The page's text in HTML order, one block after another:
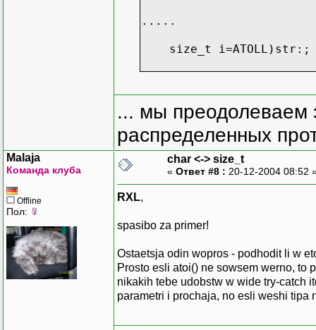
.....
size_t i=ATOLL)str:;
... мы преодолеваем
распределенных
Malaja
Команда клуба
Offline
Пол:
char <-> size_t
« Ответ #8 : 20-12-2004 08:52
RXL,
spasibo za primer!
Ostaetsja odin wopros - podhodit li w
Prosto esli atoi() ne sowsem werno, to
nikakih tebe udobstw w wide try-catch
parametri i prochaja, no esli weshi tipa